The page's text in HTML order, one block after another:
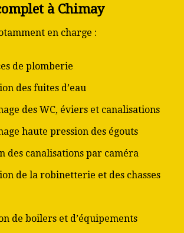
à Chimay
en charge :
de plomberie
des fuites d’eau
des WC, éviers et canalisations
haute pression des égouts
des canalisations par caméra
de la robinetterie et des chasses
de boilers et d’équipements